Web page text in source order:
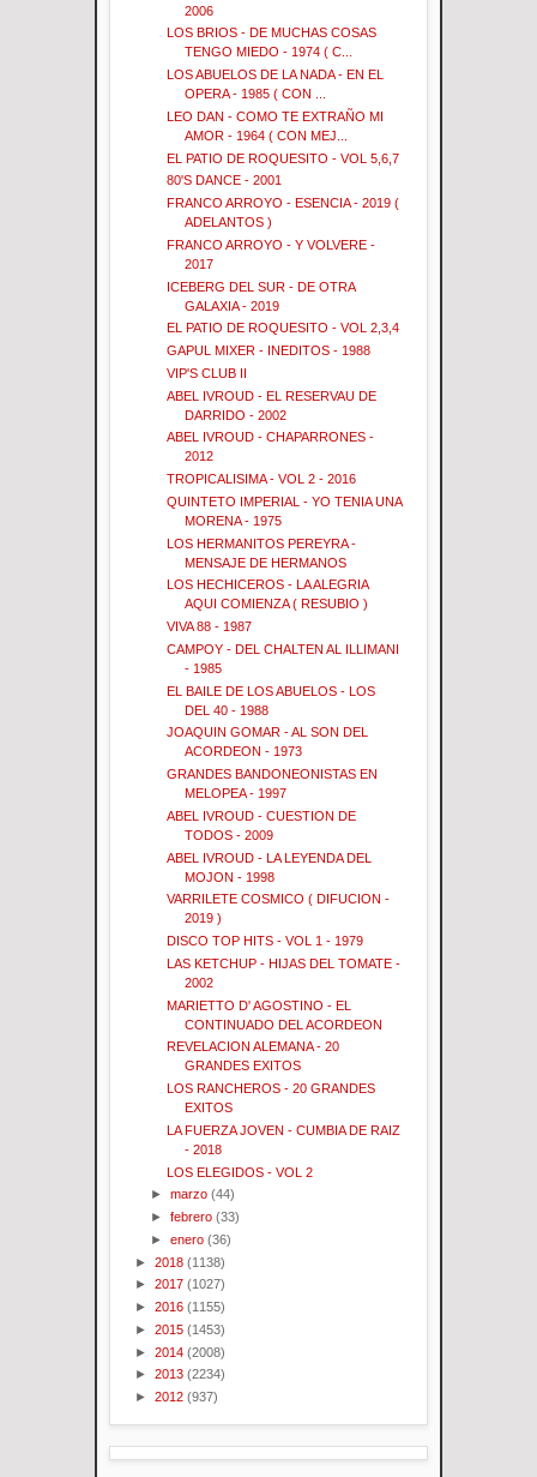
2006
LOS BRIOS - DE MUCHAS COSAS
TENGO MIEDO - 1974 ( C...
LOS ABUELOS DE LA NADA - EN EL
OPERA - 1985 ( CON ...
LEO DAN - COMO TE EXTRAÑO MI
AMOR - 1964 ( CON MEJ...
EL PATIO DE ROQUESITO - VOL 5,6,7
80'S DANCE - 2001
FRANCO ARROYO - ESENCIA - 2019 (
ADELANTOS )
FRANCO ARROYO - Y VOLVERE -
2017
ICEBERG DEL SUR - DE OTRA
GALAXIA - 2019
EL PATIO DE ROQUESITO - VOL 2,3,4
GAPUL MIXER - INEDITOS - 1988
VIP'S CLUB II
ABEL IVROUD - EL RESERVAU DE
DARRIDO - 2002
ABEL IVROUD - CHAPARRONES -
2012
TROPICALISIMA - VOL 2 - 2016
QUINTETO IMPERIAL - YO TENIA UNA
MORENA - 1975
LOS HERMANITOS PEREYRA -
MENSAJE DE HERMANOS
LOS HECHICEROS - LA ALEGRIA
AQUI COMIENZA ( RESUBIO )
VIVA 88 - 1987
CAMPOY - DEL CHALTEN AL ILLIMANI
- 1985
EL BAILE DE LOS ABUELOS - LOS
DEL 40 - 1988
JOAQUIN GOMAR - AL SON DEL
ACORDEON - 1973
GRANDES BANDONEONISTAS EN
MELOPEA - 1997
ABEL IVROUD - CUESTION DE
TODOS - 2009
ABEL IVROUD - LA LEYENDA DEL
MOJON - 1998
VARRILETE COSMICO ( DIFUCION -
2019 )
DISCO TOP HITS - VOL 1 - 1979
LAS KETCHUP - HIJAS DEL TOMATE -
2002
MARIETTO D' AGOSTINO - EL
CONTINUADO DEL ACORDEON
REVELACION ALEMANA - 20
GRANDES EXITOS
LOS RANCHEROS - 20 GRANDES
EXITOS
LA FUERZA JOVEN - CUMBIA DE RAIZ
- 2018
LOS ELEGIDOS - VOL 2
►marzo (44)
►febrero (33)
►enero (36)
► 2018 (1138)
► 2017 (1027)
► 2016 (1155)
► 2015 (1453)
► 2014 (2008)
► 2013 (2234)
► 2012 (937)